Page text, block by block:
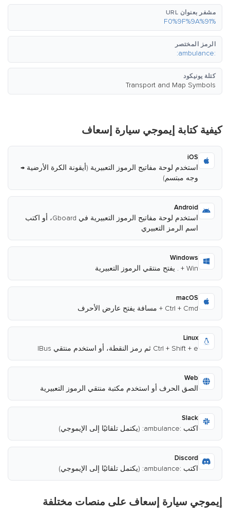
مشفر بعنوان URL
%F0%9F%9A%91
الرمز المختصر
:ambulance:
كتلة يونيكود
Transport and Map Symbols
كيفية كتابة إيموجي سيارة إسعاف
iOS
استخدم لوحة مفاتيح الرموز التعبيرية (أيقونة الكرة الأرضية →
وجه مبتسم)
Android
استخدم لوحة مفاتيح الرموز التعبيرية في Gboard، أو اكتب
اسم الرمز التعبيري
Windows
Win + . يفتح منتقي الرموز التعبيرية
macOS
Ctrl + Cmd + مسافة يفتح عارض الأحرف
Linux
Ctrl + Shift + e ثم رمز النقطة، أو استخدم منتقي IBus
Web
الصق الحرف أو استخدم مكتبة منتقي الرموز التعبيرية
Slack
اكتب :ambulance: (يكتمل تلقائيًا إلى الإيموجي)
Discord
اكتب :ambulance: (يكتمل تلقائيًا إلى الإيموجي)
إيموجي سيارة إسعاف على منصات مختلفة